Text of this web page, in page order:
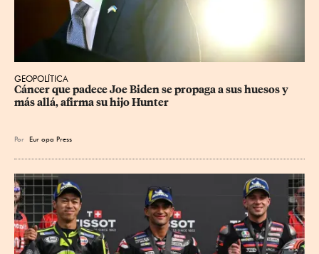
GEOPOLÍTICA
Cáncer que padece Joe Biden se propaga a sus huesos y
más allá, afirma su hijo Hunter
Por Eur opa Press